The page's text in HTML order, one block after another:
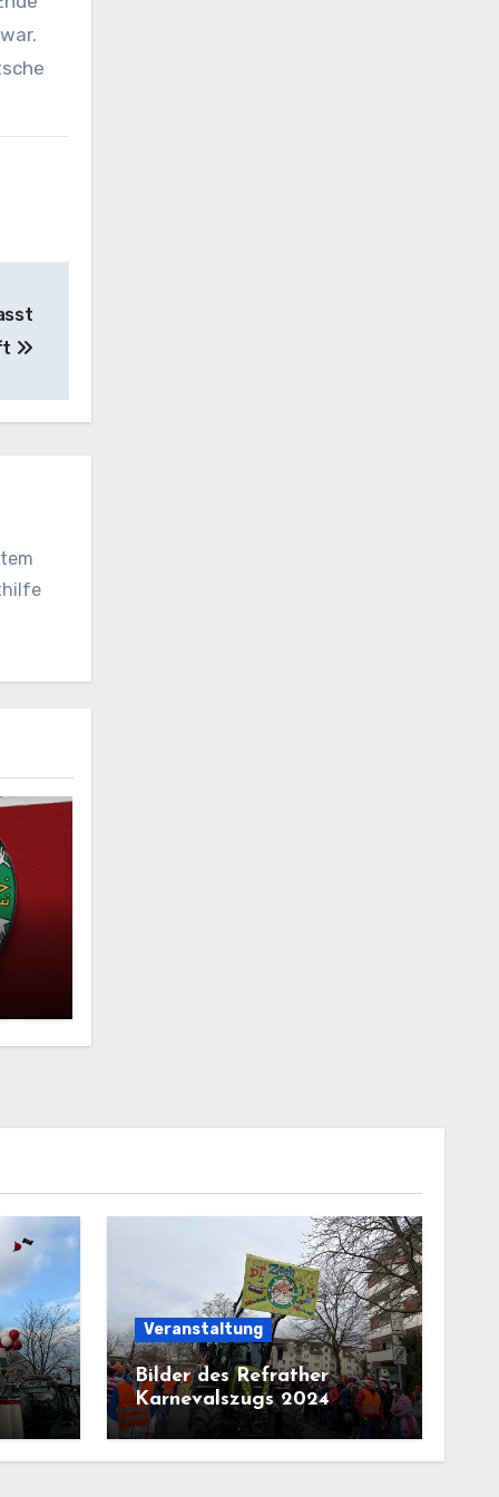
Veranstaltung
Bilder des Refrather
Karnevalszugs 2024